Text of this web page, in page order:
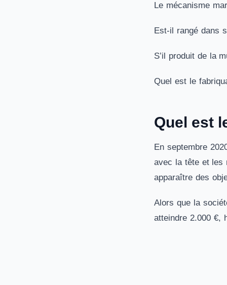
Le mécanisme
Est-il rangé dans
S’il produit de la
Quel est le
Quel est
En septembre
avec la tête et les
apparaître des
Alors que la
atteindre 2.000 €,